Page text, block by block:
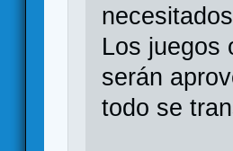
Los juegos
serán
todo se